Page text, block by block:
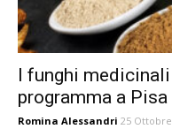
I funghi
programma a Pisa
Romina Alessandri 25 Ottobre